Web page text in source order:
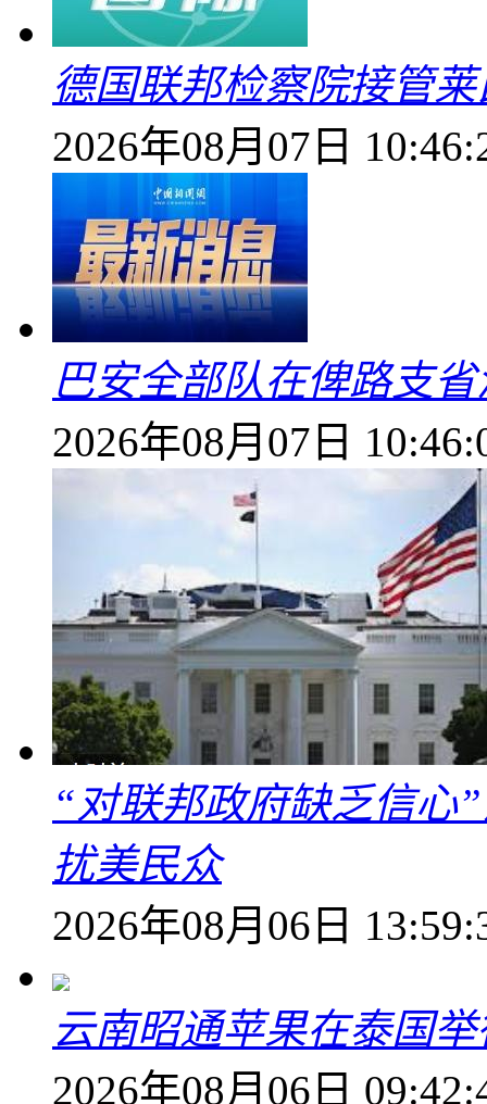
德国联邦检察院接管
2026年08月07日
巴安全部队在俾路支
2026年08月07日
“对联邦政府缺乏信心
扰美民众
2026年08月06日
云南昭通苹果在泰国
2026年08月06日